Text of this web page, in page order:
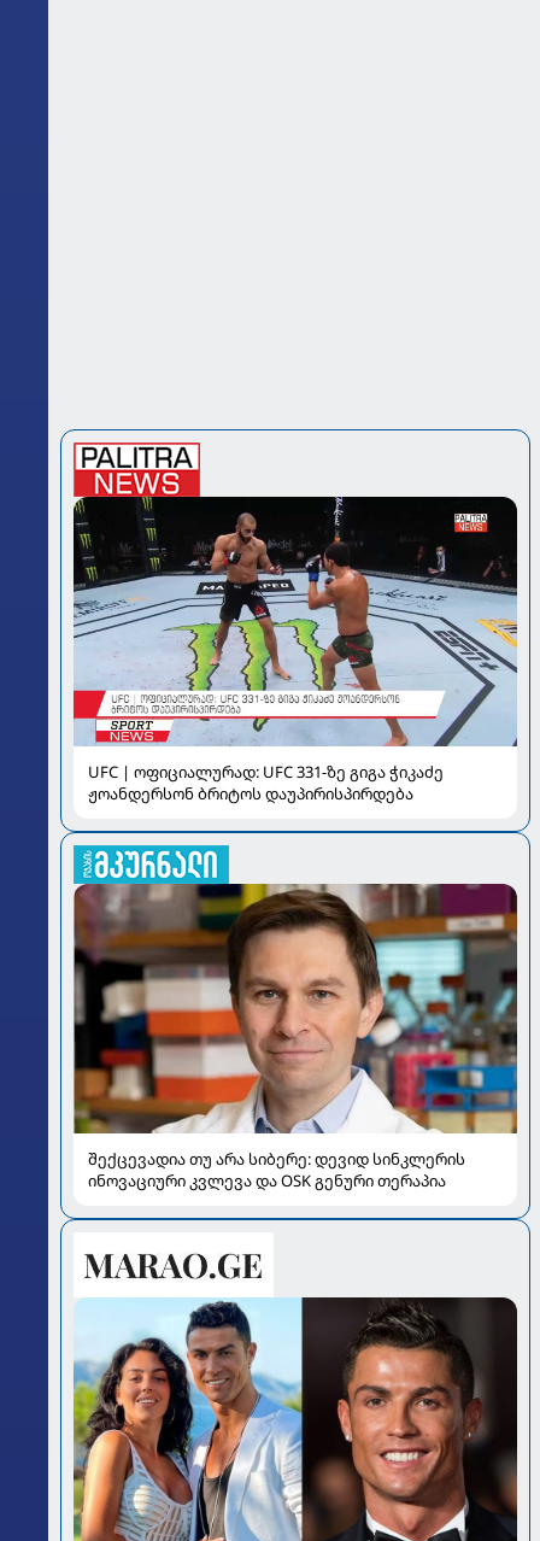
UFC | ოფიციალურად: UFC 331-ზე გიგა ჭიკაძე
ჟოანდერსონ ბრიტოს დაუპირისპირდება
შექცევადია თუ არა სიბერე: დევიდ სინკლერის
ინოვაციური კვლევა და OSK გენური თერაპია